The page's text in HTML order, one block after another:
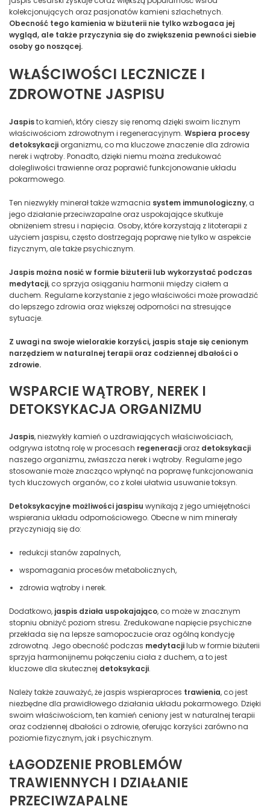
kolekcjonujących oraz pasjonatów kamieni szlachetnych.
Obecność tego kamienia w biżuterii nie tylko wzbogaca jej
wygląd, ale także przyczynia się do zwiększenia pewności siebie
osoby go noszącej.
WŁAŚCIWOŚCI LECZNICZE I
ZDROWOTNE JASPISU
Jaspisto kamień, który cieszy się renomą dzięki swoim licznym
właściwościom zdrowotnym i regeneracyjnym. Wspiera procesy
detoksykacji organizmu, co ma kluczowe znaczenie dla zdrowia
nerek i wątroby. Ponadto, dzięki niemu można zredukować
dolegliwości trawienne oraz poprawić funkcjonowanie układu
pokarmowego.
Ten niezwykły minerał także wzmacnia system immunologiczny, a
jego działanie przeciwzapalne oraz uspokajające skutkuje
obniżeniem stresu i napięcia. Osoby, które korzystają z litoterapii z
użyciem jaspisu, często dostrzegają poprawę nie tylko w aspekcie
fizycznym, ale także psychicznym.
Jaspis można nosić w formie biżuterii lub wykorzystać podczas
medytacji, co sprzyja osiąganiu harmonii między ciałem a
duchem. Regularne korzystanie z jego właściwości może prowadzić
do lepszego zdrowia oraz większej odporności na stresujące
sytuacje.
Z uwagi na swoje wielorakie korzyści, jaspis staje się cenionym
narzędziem w naturalnej terapii oraz codziennej dbałości o
zdrowie.
WSPARCIE WĄTROBY, NEREK I
DETOKSYKACJA ORGANIZMU
Jaspis, niezwykły kamień o uzdrawiających właściwościach,
odgrywa istotną rolę w procesach regeneracji oraz detoksykacji
naszego organizmu, zwłaszcza nerek i wątroby. Regularne jego
stosowanie może znacząco wpłynąć na poprawę funkcjonowania
tych kluczowych organów, co z kolei ułatwia usuwanie toksyn.
Detoksykacyjne możliwości jaspisu wynikają z jego umiejętności
wspierania układu odpornościowego. Obecne w nim minerały
przyczyniają się do:
redukcji stanów zapalnych,
wspomagania procesów metabolicznych,
zdrowia wątroby i nerek.
Dodatkowo, jaspis działa uspokajająco, co może w znacznym
stopniu obniżyć poziom stresu. Zredukowane napięcie psychiczne
przekłada się na lepsze samopoczucie oraz ogólną kondycję
zdrowotną. Jego obecność podczas medytacjilub w formie biżuterii
sprzyja harmonijnemu połączeniu ciała z duchem, a to jest
kluczowe dla skutecznej detoksykacji.
Należy także zauważyć, że jaspis wspieraproces trawienia, co jest
niezbędne dla prawidłowego działania układu pokarmowego. Dzięki
swoim właściwościom, ten kamień ceniony jest w naturalnej terapii
oraz codziennej dbałości o zdrowie, oferując korzyści zarówno na
poziomie fizycznym, jak i psychicznym.
ŁAGODZENIE PROBLEMÓW
TRAWIENNYCH I DZIAŁANIE
PRZECIWZAPALNE